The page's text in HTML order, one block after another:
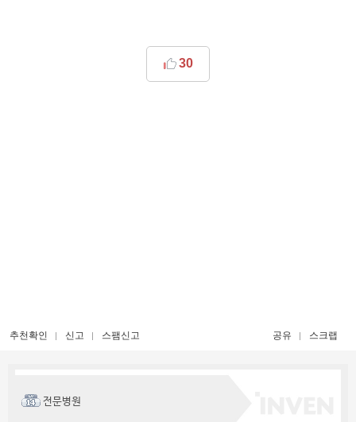
30
추천확인 신고 스팸신고 공유 스크랩
전문병원